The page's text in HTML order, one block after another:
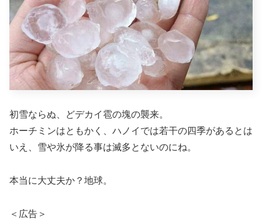
初雪ならぬ、どデカイ雹の塊の襲来。
ホーチミンはともかく、ハノイでは若干の四季があるとは
いえ、雪や氷が降る事は滅多とないのにね。
本当に大丈夫か？地球。
＜広告＞